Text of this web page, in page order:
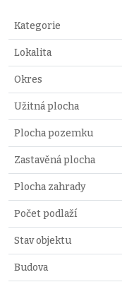
Kategorie
Lokalita
Okres
Užitná plocha
Plocha pozemku
Zastavěná plocha
Plocha zahrady
Počet podlaží
Stav objektu
Budova